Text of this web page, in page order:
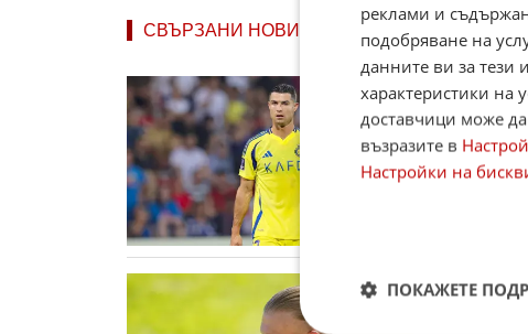
СВЪРЗАНИ НОВИНИ
победата
срещу Ал-
Холанд
за 400
реклами и
подобряване на
данните ви за тези
характеристики на
доставчици може да
възразите в
Настройки на
ПОКАЖЕТЕ